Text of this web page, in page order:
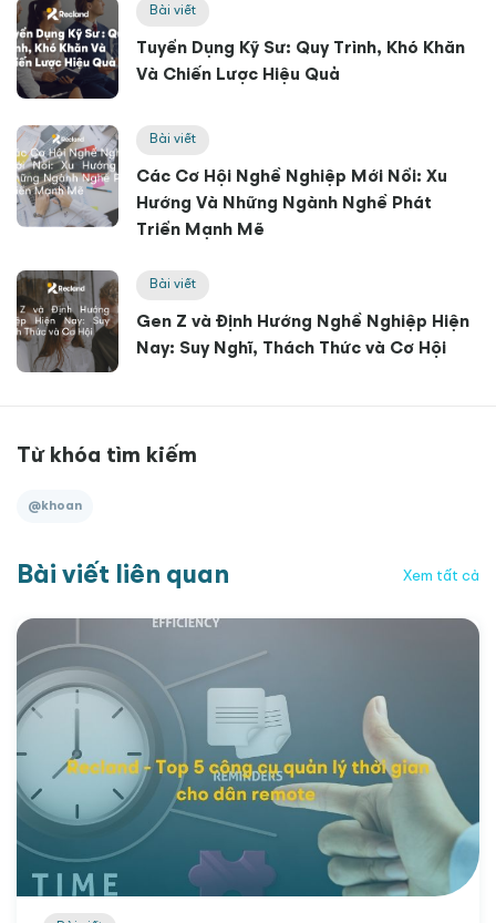
Bài viết
Tuyển Dụng Kỹ Sư: Quy Trình, Khó Khăn
Và Chiến Lược Hiệu Quả
Bài viết
Các Cơ Hội Nghề Nghiệp Mới Nổi: Xu
Hướng Và Những Ngành Nghề Phát
Triển Mạnh Mẽ
Bài viết
Gen Z và Định Hướng Nghề Nghiệp Hiện
Nay: Suy Nghĩ, Thách Thức và Cơ Hội
Từ khóa tìm kiếm
@khoan
Bài viết liên quan Xem tất cả